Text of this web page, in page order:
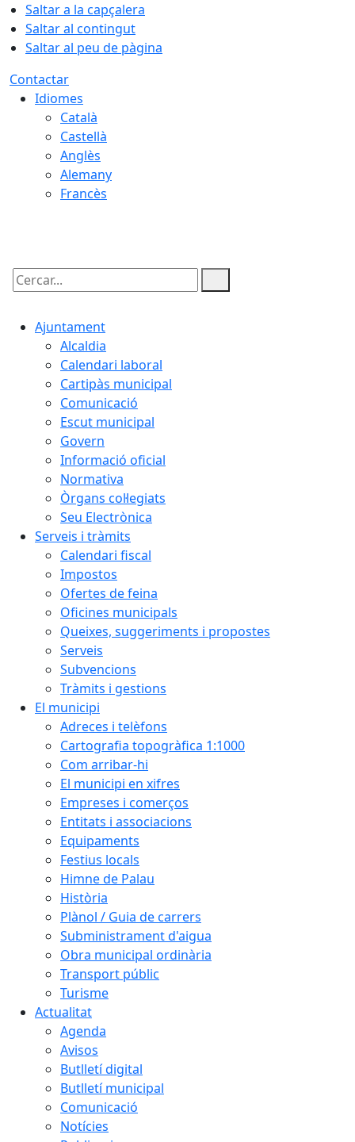
Saltar a la capçalera
Saltar al contingut
Saltar al peu de pàgina
Contactar
Idiomes
Català
Castellà
Anglès
Alemany
Francès
Cercar:
Ajuntament
Alcaldia
Calendari laboral
Cartipàs municipal
Comunicació
Escut municipal
Govern
Informació oficial
Normativa
Òrgans col·legiats
Seu Electrònica
Serveis i tràmits
Calendari fiscal
Impostos
Ofertes de feina
Oficines municipals
Queixes, suggeriments i propostes
Serveis
Subvencions
Tràmits i gestions
El municipi
Adreces i telèfons
Cartografia topogràfica 1:1000
Com arribar-hi
El municipi en xifres
Empreses i comerços
Entitats i associacions
Equipaments
Festius locals
Himne de Palau
Història
Plànol / Guia de carrers
Subministrament d'aigua
Obra municipal ordinària
Transport públic
Turisme
Actualitat
Agenda
Avisos
Butlletí digital
Butlletí municipal
Comunicació
Notícies